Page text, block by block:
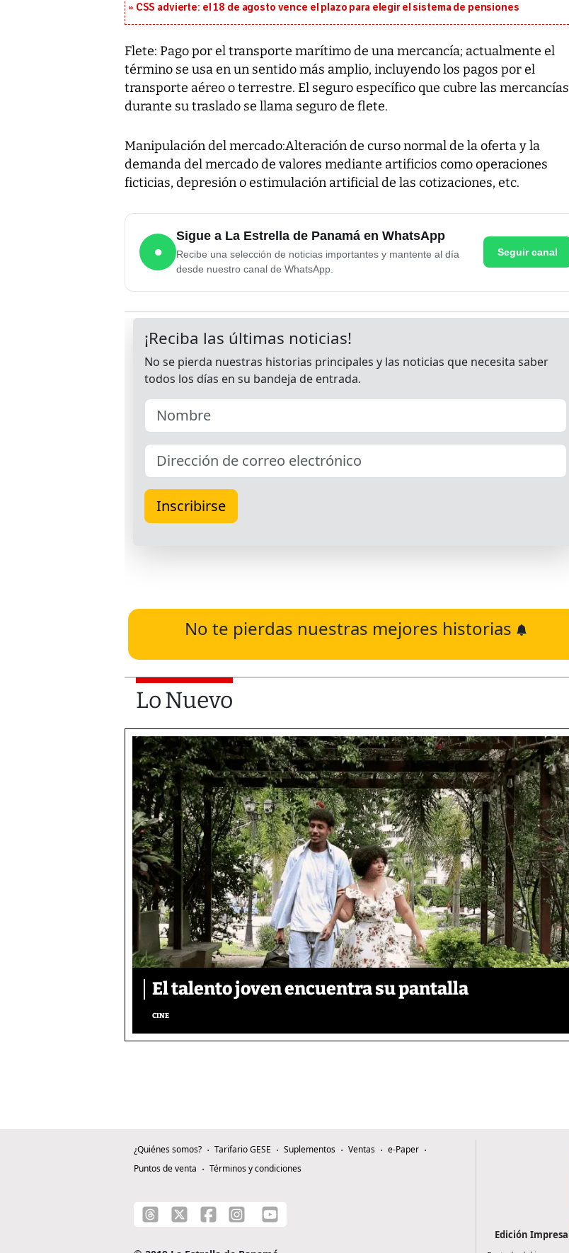
CSS advierte: el 18 de agosto vence el plazo para elegir el sistema de pensiones
Flete: Pago por el transporte marítimo de una mercancía; actualmente el
término se usa en un sentido más amplio, incluyendo los pagos por el
transporte aéreo o terrestre. El seguro específico que cubre las mercancías
durante su traslado se llama seguro de flete.
Manipulación del mercado:Alteración de curso normal de la oferta y la
demanda del mercado de valores mediante artificios como operaciones
ficticias, depresión o estimulación artificial de las cotizaciones, etc.
●
Sigue a La Estrella de Panamá en WhatsApp
Recibe una selección de noticias importantes y mantente al día
desde nuestro canal de WhatsApp.
Seguir canal
No te pierdas nuestras mejores historias
Lo Nuevo
El talento joven encuentra su pantalla​
CINE
¿Quiénes somos? Tarifario GESE Suplementos Ventas
e-Paper
Puntos de venta
Términos y condiciones
Edición Impresa